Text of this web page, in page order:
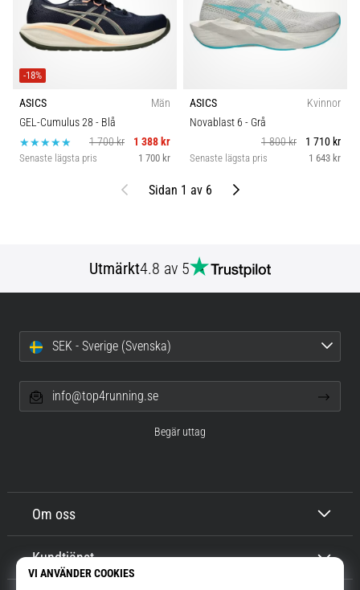
-18%
ASICS
Män
GEL-Cumulus 28 - Blå
1 700 kr
1 388 kr
Senaste lägsta pris 1 700 kr
ASICS
Kvinnor
Novablast 6 - Grå
1 800 kr
1 710 kr
Senaste lägsta pris 1 643 kr
Föregående
Sidan 1 av 6 Nästa
Utmärkt4.8 av 5
Om oss
Kundtjänst
SEK - Sverige (Svenska)
info@top4running.se
Begär uttag